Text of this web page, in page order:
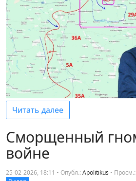
Читать далее
Сморщенный
войне
25-02-2026, 18:11 • Опубл.:Apolitikus •